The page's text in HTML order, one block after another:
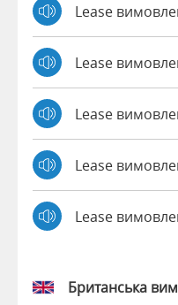
Lease
Lease
Lease
Lease
Lease
Британська